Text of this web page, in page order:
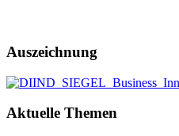
Auszeichnung
Aktuelle Themen